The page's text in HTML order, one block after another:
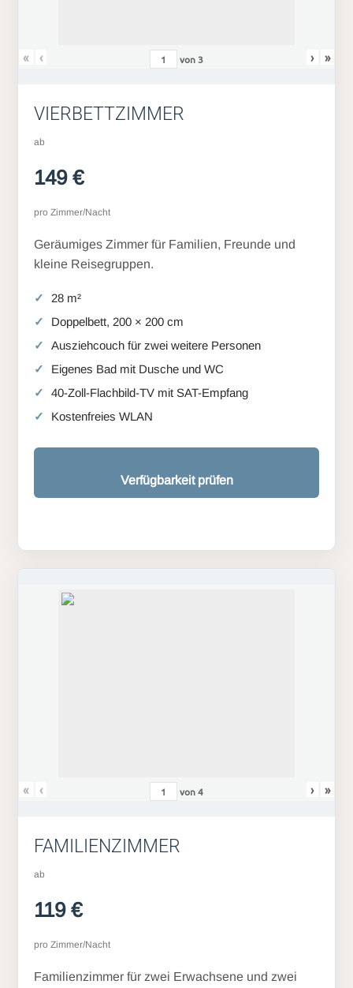
« ‹ von3 › »
VIERBETTZIMMER
ab
149 €
pro Zimmer/Nacht
Geräumiges Zimmer für Familien, Freunde und
kleine Reisegruppen.
28 m²
Doppelbett, 200 × 200 cm
Ausziehcouch für zwei weitere Personen
Eigenes Bad mit Dusche und WC
40-Zoll-Flachbild-TV mit SAT-Empfang
Kostenfreies WLAN
Verfügbarkeit prüfen
« ‹ von4 › »
FAMILIENZIMMER
ab
119 €
pro Zimmer/Nacht
Familienzimmer für zwei Erwachsene und zwei